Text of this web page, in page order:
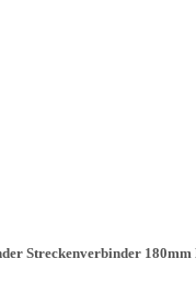
Streckenverbinder